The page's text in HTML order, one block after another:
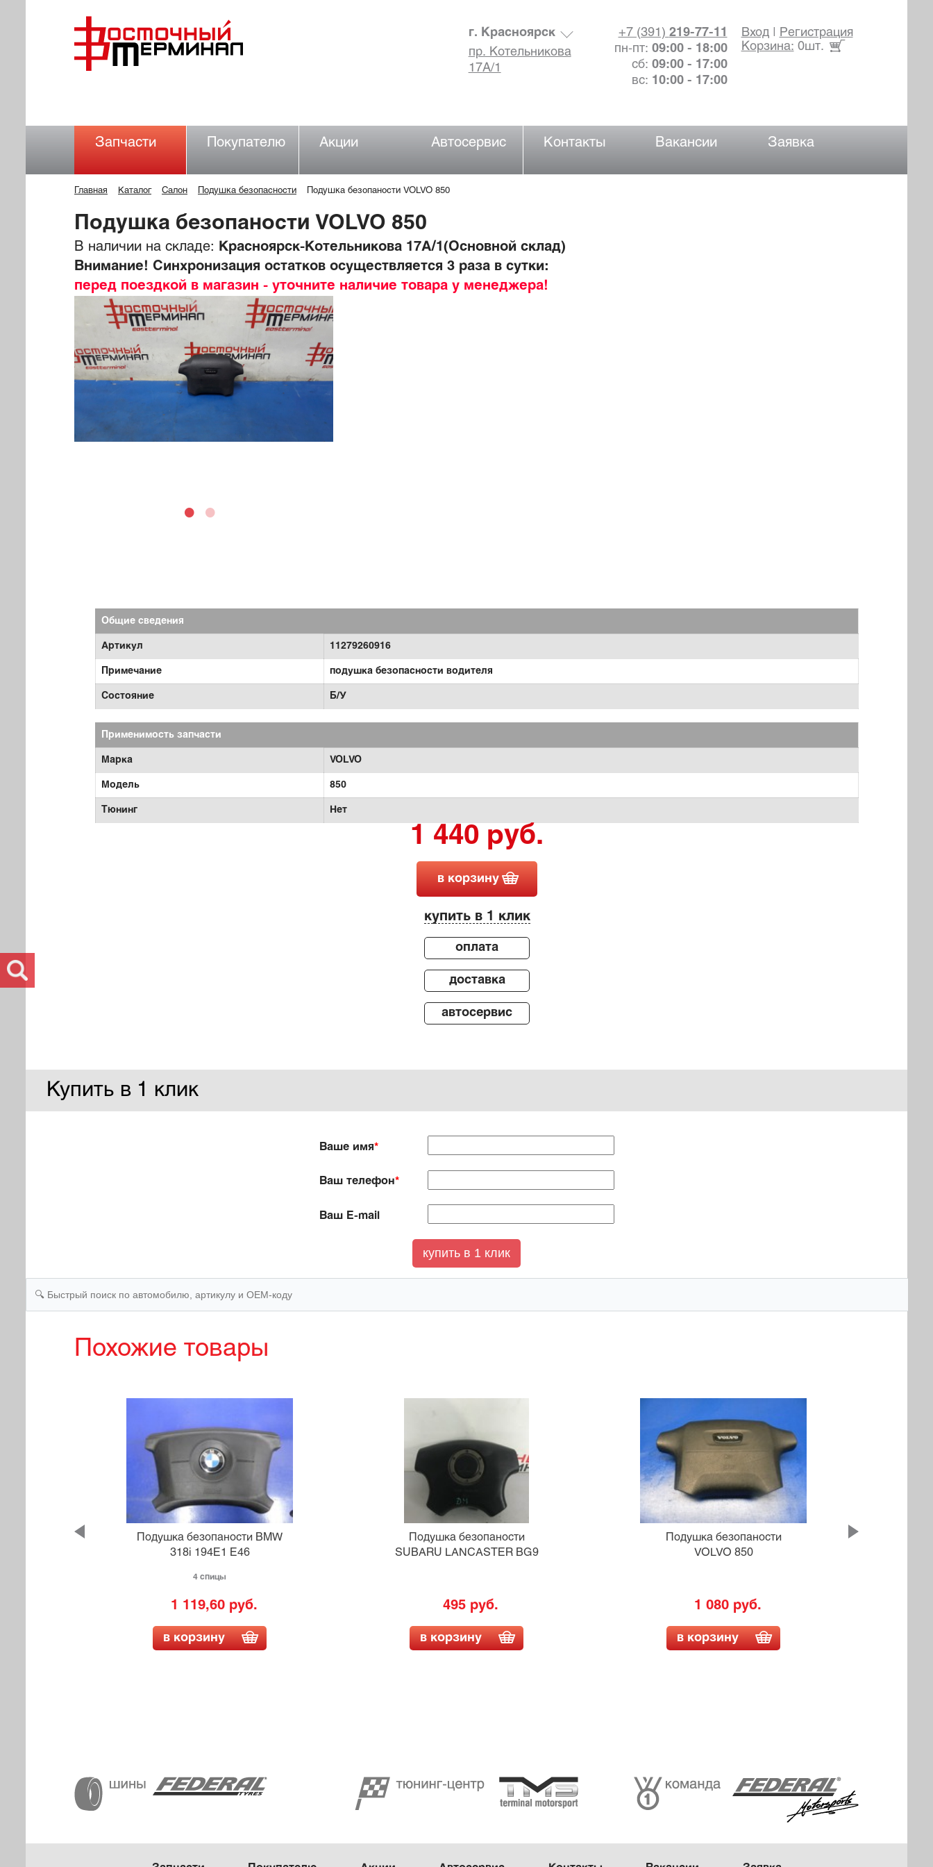
Вход|
Регистрация
Корзина: 0шт.
+7 (391) 219-77-11
пн-пт: 09:00 - 18:00
сб: 09:00 - 17:00
вс: 10:00 - 17:00
г. Красноярск
пр. Котельникова
17А/1
Запчасти Покупателю Акции Автосервис Контакты Вакансии Заявка
Главная Каталог Салон Подушка безопасности Подушка безопаности VOLVO 850
Подушка безопаности VOLVO 850
В наличии на складе:
Красноярск-Котельникова 17А/1(Основной склад)
Внимание! Синхронизация остатков осуществляется 3 раза в сутки:
перед поездкой в магазин - уточните наличие товара у менеджера!
Общие сведения
Артикул 11279260916
Примечание подушка безопасности водителя
Состояние Б/У
Применимость запчасти
Марка VOLVO
Модель 850
Тюнинг Нет
1 440 руб.
в корзину
купить в 1 клик
оплата
доставка
автосервис
Купить в 1 клик
Ваше имя*
Ваш телефон*
Ваш E-mail
Похожие товары
Подушка безопаности BMW
318i 194E1 E46
4 спицы
1 119,60 руб.
в корзину
Подушка безопаности
SUBARU LANCASTER BG9
495 руб.
в корзину
Подушка безопаности
VOLVO 850
1 080 руб.
в корзину